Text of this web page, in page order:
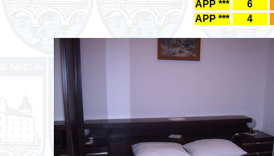
APP ***
6
APP ***
4